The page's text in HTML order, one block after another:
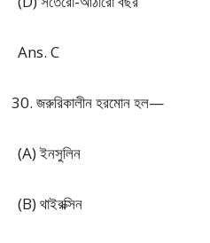
Ans. C
জরুরিকালীন হরমোন হল—
(A) ইনসুলিন
(B) থাইরক্সিন